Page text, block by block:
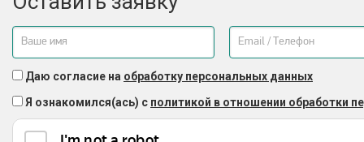
Даю согласие на обработку персональных данных
Я ознакомился(ась) с политикой в отношении обработки